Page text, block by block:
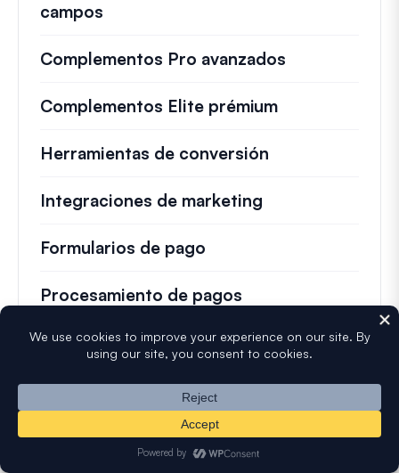
campos
Complementos Pro avanzados
Complementos Elite prémium
Herramientas de conversión
Integraciones de marketing
Formularios de pago
Procesamiento de pagos
Gestión de pagos
Prevención de spam y seguridad
Gestión de cuentas